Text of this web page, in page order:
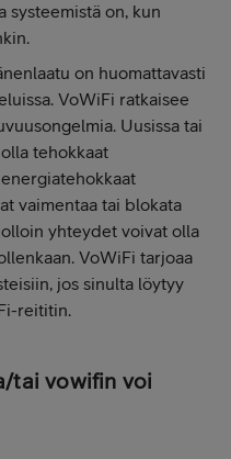
systeemistä on, kun
on huomattavasti
VoWiFi ratkaisee
Uusissa tai
tehokkaat
vaimentaa tai blokata
yhteydet voivat olla
VoWiFi tarjoaa
jos sinulta löytyy
reititin.
tai vowifin voi